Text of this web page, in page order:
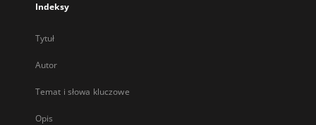
Indeksy
Tytuł
Autor
Temat i słowa kluczowe
Opis